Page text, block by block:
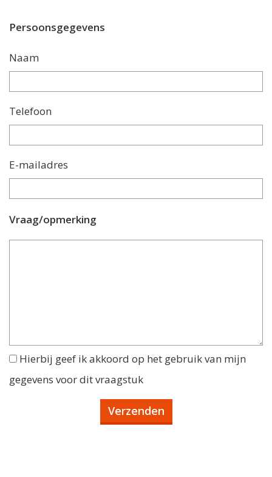
Persoonsgegevens
Naam
Telefoon
E-mailadres
Vraag/opmerking
Hierbij geef ik akkoord op het gebruik van mijn
gegevens voor dit vraagstuk